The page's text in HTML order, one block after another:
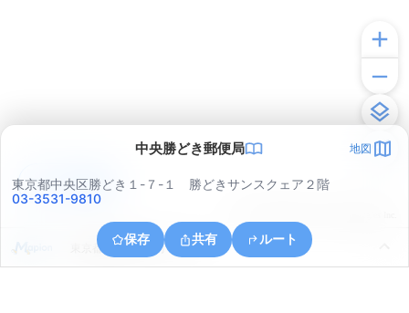
中央勝どき郵便局 地図
東京都中央区勝どき１-７-１ 勝どきサンスクェア２階
03-3531-9810
保存 共有 ルート
東京都港区海岸３丁目３３
アプリで見る